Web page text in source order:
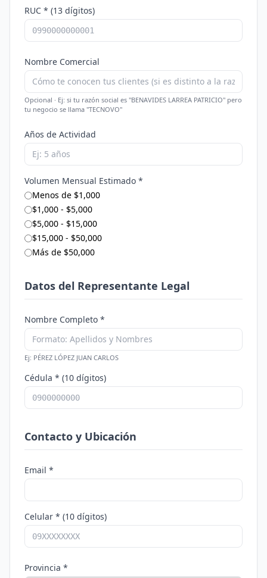
RUC * (13 dígitos)
Nombre Comercial
Opcional · Ej: si tu razón social es "BENAVIDES LARREA PATRICIO" pero
tu negocio se llama "TECNOVO"
Años de Actividad
Volumen Mensual Estimado *
Menos de $1,000
$1,000 - $5,000
$5,000 - $15,000
$15,000 - $50,000
Más de $50,000
Datos del Representante Legal
Nombre Completo *
Ej: PÉREZ LÓPEZ JUAN CARLOS
Cédula * (10 dígitos)
Contacto y Ubicación
Email *
Celular * (10 dígitos)
Provincia *